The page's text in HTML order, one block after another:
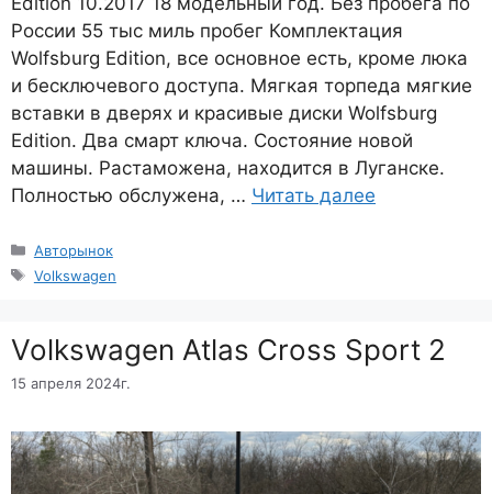
России 55 тыс миль пробег Комплектация
Wolfsburg Edition, все основное есть, кроме люка
и бесключевого доступа. Мягкая торпеда мягкие
вставки в дверях и красивые диски Wolfsburg
Edition. Два смарт ключа. Состояние новой
машины. Растаможена, находится в Луганске.
Полностью обслужена, … Читать далее
Рубрики
Авторынок
Метки
Volkswagen
Volkswagen Atlas Cross Sport 2
15 апреля 2024г.